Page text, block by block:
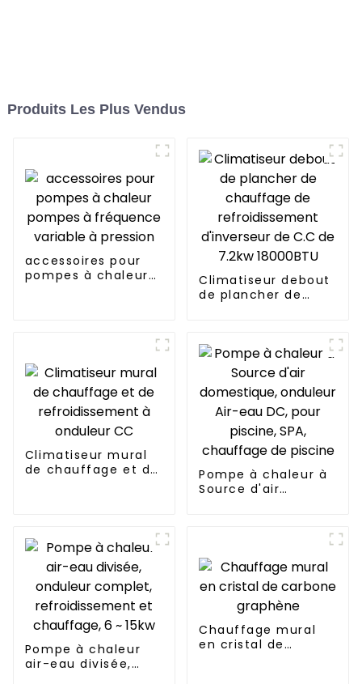
Produits Les Plus Vendus
accessoires pour
pompes à chaleur
Climatiseur debout
de plancher de
de 7.2kw 18000BTU
Climatiseur mural
de chauffage et de
Pompe à chaleur à
Source d'air
piscine
Pompe à chaleur
air-eau divisée,
Chauffage mural
en cristal de